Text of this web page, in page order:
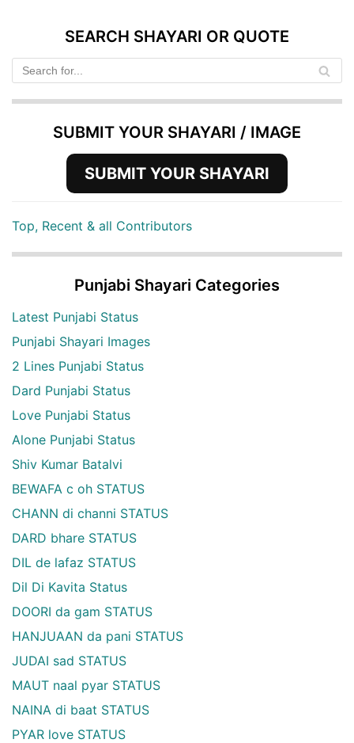
SEARCH SHAYARI OR QUOTE
SUBMIT YOUR SHAYARI / IMAGE
SUBMIT YOUR SHAYARI
Top, Recent & all Contributors
Punjabi Shayari Categories
Latest Punjabi Status
Punjabi Shayari Images
2 Lines Punjabi Status
Dard Punjabi Status
Love Punjabi Status
Alone Punjabi Status
Shiv Kumar Batalvi
BEWAFA c oh STATUS
CHANN di channi STATUS
DARD bhare STATUS
DIL de lafaz STATUS
Dil Di Kavita Status
DOORI da gam STATUS
HANJUAAN da pani STATUS
JUDAI sad STATUS
MAUT naal pyar STATUS
NAINA di baat STATUS
PYAR love STATUS